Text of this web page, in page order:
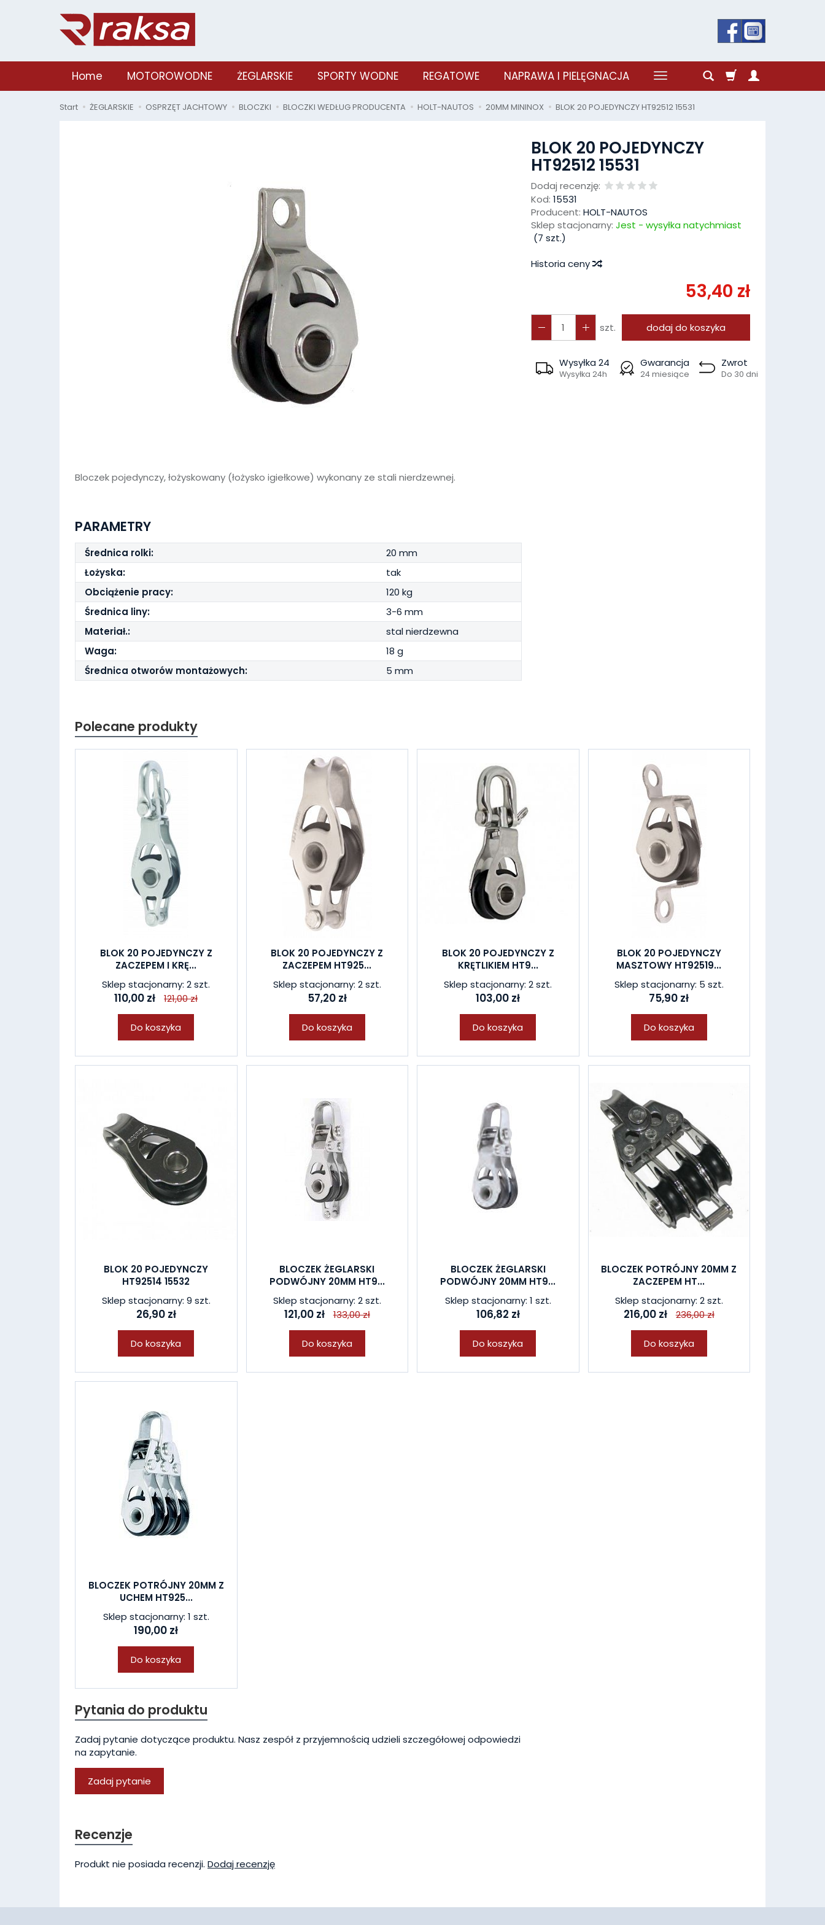
Home MOTOROWODNE ŻEGLARSKIE SPORTY WODNE REGATOWE NAPRAWA I PIELĘGNACJA
Start ŻEGLARSKIE OSPRZĘT JACHTOWY BLOCZKI BLOCZKI WEDŁUG PRODUCENTA HOLT-NAUTOS 20MM MININOX BLOK 20 POJEDYNCZY HT92512 15531
BLOK 20 POJEDYNCZY
HT92512 15531
Dodaj recenzję:
Kod: 15531
Producent: HOLT-NAUTOS
Sklep stacjonarny: Jest - wysyłka natychmiast
(7 szt.)
Historia ceny
53,40 zł
szt. dodaj do koszyka
Wysyłka 24
Wysyłka 24h
Gwarancja
24 miesiące
Zwrot
Do 30 dni
Bloczek pojedynczy, łożyskowany (łożysko igiełkowe) wykonany ze stali nierdzewnej.
PARAMETRY
Średnica rolki:
20 mm
Łożyska:
tak
Obciążenie pracy:
120 kg
Średnica liny:
3-6 mm
Materiał.:
stal nierdzewna
Waga:
18 g
Średnica otworów montażowych:
5 mm
Polecane produkty
BLOK 20 POJEDYNCZY Z
ZACZEPEM I KRĘ...
Sklep stacjonarny: 2 szt.
110,00 zł 121,00 zł
Do koszyka
BLOK 20 POJEDYNCZY Z
ZACZEPEM HT925...
Sklep stacjonarny: 2 szt.
57,20 zł
Do koszyka
BLOK 20 POJEDYNCZY Z
KRĘTLIKIEM HT9...
Sklep stacjonarny: 2 szt.
103,00 zł
Do koszyka
BLOK 20 POJEDYNCZY
MASZTOWY HT92519...
Sklep stacjonarny: 5 szt.
75,90 zł
Do koszyka
BLOK 20 POJEDYNCZY
HT92514 15532
Sklep stacjonarny: 9 szt.
26,90 zł
Do koszyka
BLOCZEK ŻEGLARSKI
PODWÓJNY 20MM HT9...
Sklep stacjonarny: 2 szt.
121,00 zł 133,00 zł
Do koszyka
BLOCZEK ŻEGLARSKI
PODWÓJNY 20MM HT9...
Sklep stacjonarny: 1 szt.
106,82 zł
Do koszyka
BLOCZEK POTRÓJNY 20MM Z
ZACZEPEM HT...
Sklep stacjonarny: 2 szt.
216,00 zł 236,00 zł
Do koszyka
BLOCZEK POTRÓJNY 20MM Z
UCHEM HT925...
Sklep stacjonarny: 1 szt.
190,00 zł
Do koszyka
Pytania do produktu
Zadaj pytanie dotyczące produktu. Nasz zespół z przyjemnością udzieli szczegółowej odpowiedzi
na zapytanie.
Zadaj pytanie
Recenzje
Produkt nie posiada recenzji. Dodaj recenzję